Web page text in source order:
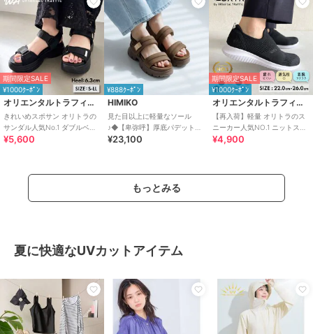
期間限定SALE
¥1000ｸｰﾎﾟﾝ
オリエンタルトラフィック
きれいめスポサン オリトラの
サンダル人気No.1 ダブルベル
ト スポーツサンダル /42207
¥5,600
¥888ｸｰﾎﾟﾝ
HIMIKO
見た目以上に軽量なソール
♪◆【卑弥呼】厚底パデットサ
ンダル/661201
¥23,100
期間限定SALE
¥1000ｸｰﾎﾟﾝ
オリエンタルトラフィック
【再入荷】軽量 オリトラのス
ニーカー人気NO.1 ニットスニ
ーカー スリッポン /3709
¥4,900
もっとみる
夏に快適なUVカットアイテム